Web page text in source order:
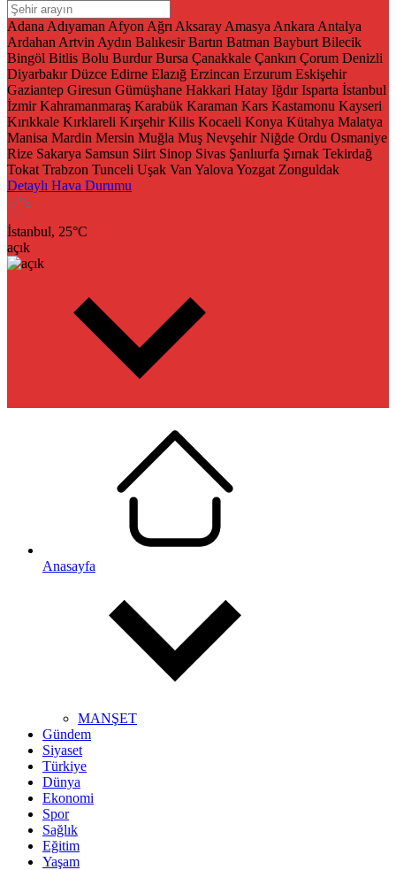
Adana Adıyaman Afyon Ağrı Aksaray Amasya Ankara Antalya
Ardahan Artvin Aydın Balıkesir Bartın Batman Bayburt Bilecik
Bingöl Bitlis Bolu Burdur Bursa Çanakkale Çankırı Çorum Denizli
Diyarbakır Düzce Edirne Elazığ Erzincan Erzurum Eskişehir
Gaziantep Giresun Gümüşhane Hakkari Hatay Iğdır Isparta İstanbul
İzmir Kahramanmaraş Karabük Karaman Kars Kastamonu Kayseri
Kırıkkale Kırklareli Kırşehir Kilis Kocaeli Konya Kütahya Malatya
Manisa Mardin Mersin Muğla Muş Nevşehir Niğde Ordu Osmaniye
Rize Sakarya Samsun Siirt Sinop Sivas Şanlıurfa Şırnak Tekirdağ
Tokat Trabzon Tunceli Uşak Van Yalova Yozgat Zonguldak
Detaylı Hava Durumu
İstanbul, 25°C
açık
Anasayfa
MANŞET
Gündem
Siyaset
Türkiye
Dünya
Ekonomi
Spor
Sağlık
Eğitim
Yaşam